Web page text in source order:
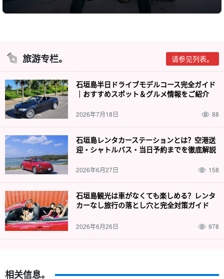
旅游专栏。 请参见列表。
石垣島半日ドライブモデルコース完全ガイド
｜おすすめスポット＆グルメ情報をご紹介
2026年7月18日 88
石垣島レンタカーステーションとは？空港送
迎・シャトルバス・当日予約までを徹底解説
2026年6月27日 158
石垣島観光は車がなくても楽しめる？レンタ
カーなし旅行の落とし穴と完全対策ガイド
2026年6月26日 978
相关信息。